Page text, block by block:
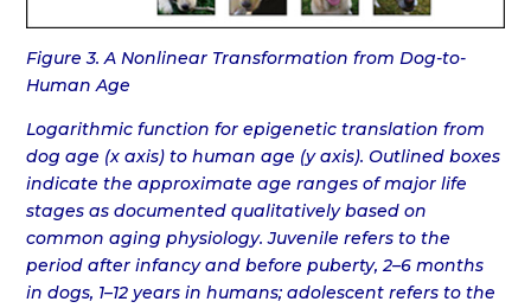
Figure 3. A Nonlinear Transformation from Dog-to-
Human Age
Logarithmic function for epigenetic translation from
dog age (x axis) to human age (y axis). Outlined boxes
indicate the approximate age ranges of major life
stages as documented qualitatively based on
common aging physiology. Juvenile refers to the
period after infancy and before puberty, 2–6 months
in dogs, 1–12 years in humans; adolescent refers to the